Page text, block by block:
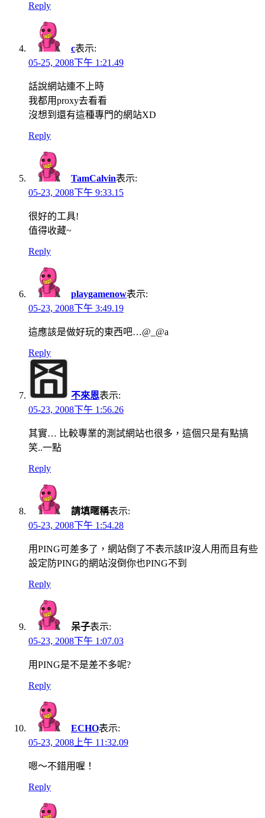
Reply
c表示:
05-25, 2008下午 1:21.49
話說網站連不上時
我都用proxy去看看
沒想到還有這種專門的網站XD
Reply
TamCalvin表示:
05-23, 2008下午 9:33.15
很好的工具!
值得收藏~
Reply
playgamenow表示:
05-23, 2008下午 3:49.19
這應該是做好玩的東西吧…@_@a
Reply
不來恩表示:
05-23, 2008下午 1:56.26
其實… 比較專業的測試網站也很多，這個只是有點搞
笑..一點
Reply
請填暱稱表示:
05-23, 2008下午 1:54.28
用PING可差多了，網站倒了不表示該IP沒人用而且有些
設定防PING的網站沒倒你也PING不到
Reply
呆子表示:
05-23, 2008下午 1:07.03
用PING是不是差不多呢?
Reply
ECHO表示:
05-23, 2008上午 11:32.09
嗯～不錯用喔！
Reply